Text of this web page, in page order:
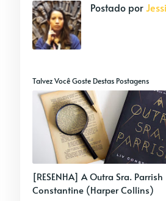
Postado por
Talvez Você Goste Destas Postagens
[RESENHA] A Outra Sra.
Constantine (Harper Collins)